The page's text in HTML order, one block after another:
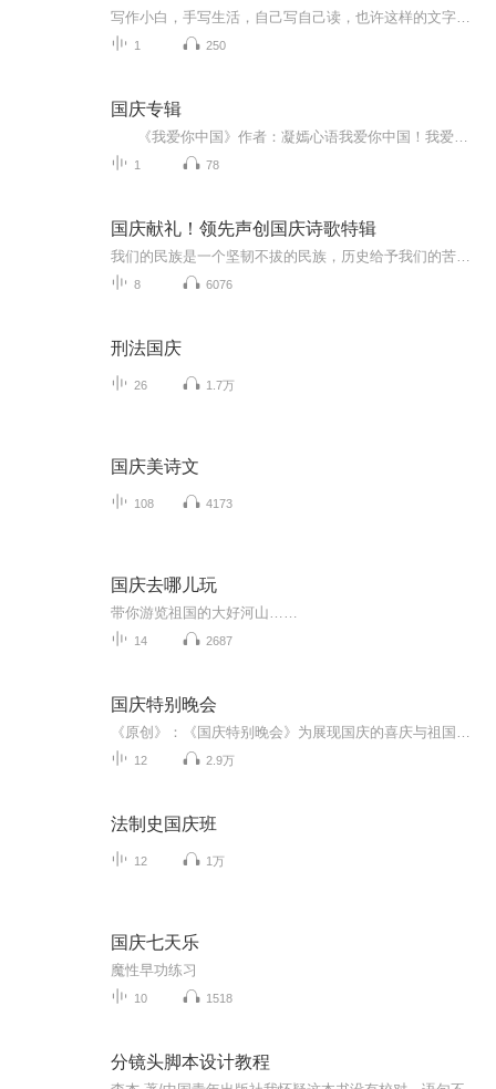
1 250
国庆专辑
1 78
国庆献礼！领先声创国庆诗歌特辑
8 6076
刑法国庆
26 1.7万
国庆美诗文
108 4173
国庆去哪儿玩
带你游览祖国的大好河山……
14 2687
国庆特别晚会
12 2.9万
法制史国庆班
12 1万
国庆七天乐
魔性早功练习
10 1518
分镜头脚本设计教程